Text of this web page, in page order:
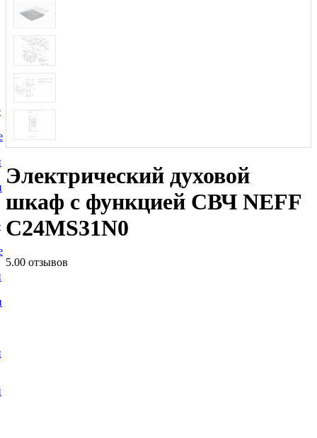
Электрический духовой
шкаф с функцией СВЧ NEFF
C24MS31N0
5.00 отзывов